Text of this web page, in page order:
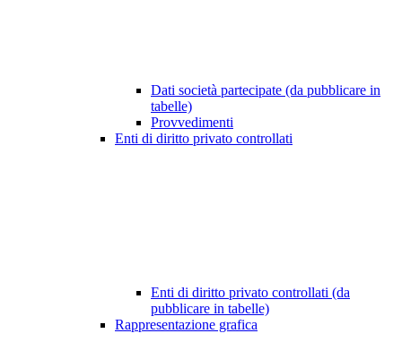
Dati società partecipate (da pubblicare in
tabelle)
Provvedimenti
Enti di diritto privato controllati
Enti di diritto privato controllati (da
pubblicare in tabelle)
Rappresentazione grafica